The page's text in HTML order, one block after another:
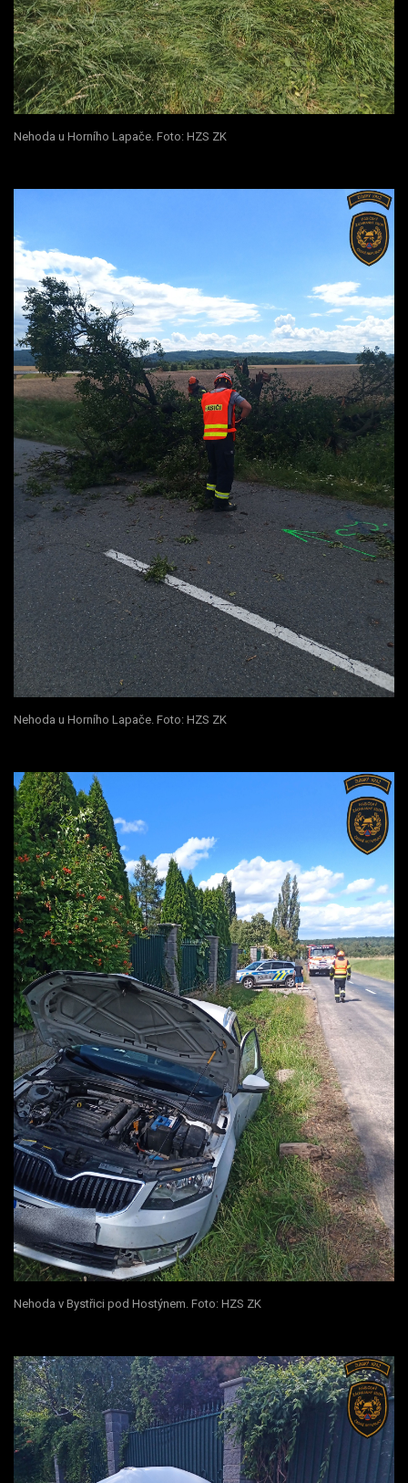
Nehoda u Horního Lapače. Foto: HZS ZK
Nehoda u Horního Lapače. Foto: HZS ZK
Nehoda v Bystřici pod Hostýnem. Foto: HZS ZK